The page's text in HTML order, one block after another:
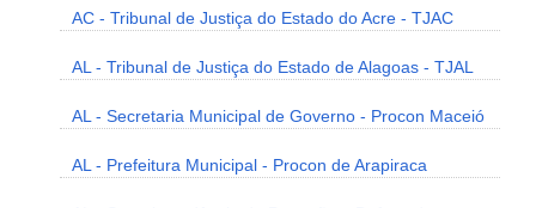
AC - Tribunal de Justiça do Estado do Acre - TJAC
AL - Tribunal de Justiça do Estado de Alagoas - TJAL
AL - Secretaria Municipal de Governo - Procon Maceió
AL - Prefeitura Municipal - Procon de Arapiraca